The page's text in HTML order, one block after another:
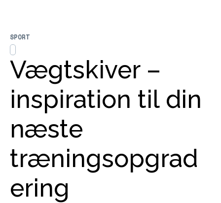
Vægtskiver –
inspiration til din
næste
træningsopgrad
ering
SPORT